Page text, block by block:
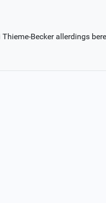
Becker allerdings